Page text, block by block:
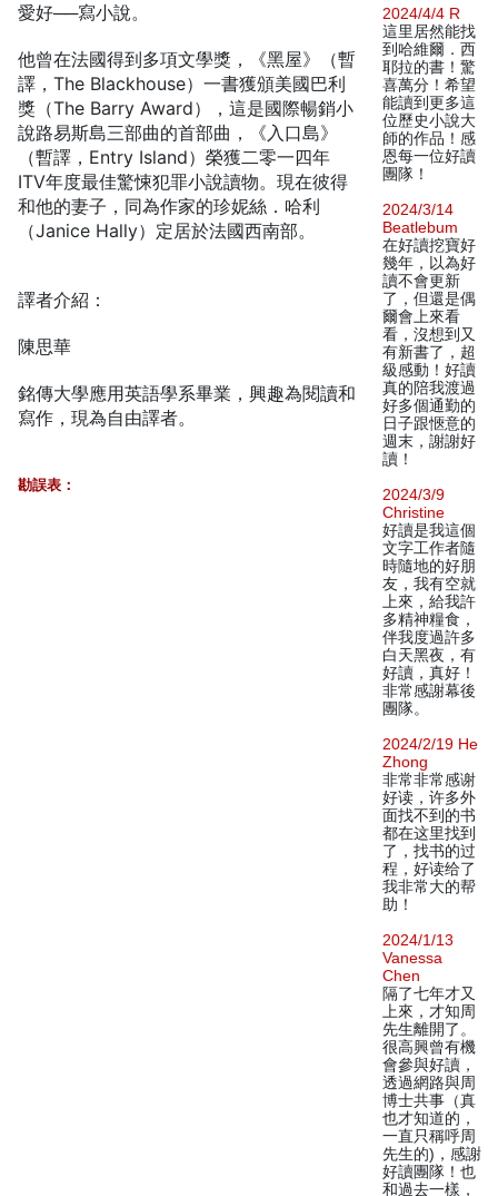
愛好──寫小說。
他曾在法國得到多項文學獎，《黑屋》（暫
譯，The Blackhouse）一書獲頒美國巴利
獎（The Barry Award），這是國際暢銷小
說路易斯島三部曲的首部曲，《入口島》
（暫譯，Entry Island）榮獲二零一四年
ITV年度最佳驚悚犯罪小說讀物。現在彼得
和他的妻子，同為作家的珍妮絲．哈利
（Janice Hally）定居於法國西南部。
譯者介紹：
陳思華
銘傳大學應用英語學系畢業，興趣為閱讀和
寫作，現為自由譯者。
勘誤表：
2024/4/4 R
這里居然能找
到哈維爾．西
耶拉的書！驚
喜萬分！希望
能讀到更多這
位歷史小說大
師的作品！感
恩每一位好讀
團隊！
2024/3/14
Beatlebum
在好讀挖寶好
幾年，以為好
讀不會更新
了，但還是偶
爾會上來看
看，沒想到又
有新書了，超
級感動！好讀
真的陪我渡過
好多個通勤的
日子跟愜意的
週末，謝謝好
讀！
2024/3/9
Christine
好讀是我這個
文字工作者隨
時隨地的好朋
友，我有空就
上來，給我許
多精神糧食，
伴我度過許多
白天黑夜，有
好讀，真好！
非常感謝幕後
團隊。
2024/2/19 He
Zhong
非常非常感谢
好读，许多外
面找不到的书
都在这里找到
了，找书的过
程，好读给了
我非常大的帮
助！
2024/1/13
Vanessa
Chen
隔了七年才又
上來，才知周
先生離開了。
很高興曾有機
會參與好讀，
透過網路與周
博士共事（真
也才知道的，
一直只稱呼周
先生的)，感謝
好讀團隊！也
和過去一樣，